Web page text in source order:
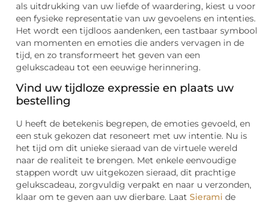
als uitdrukking van uw liefde of waardering, kiest u voor
een fysieke representatie van uw gevoelens en intenties.
Het wordt een tijdloos aandenken, een tastbaar symbool
van momenten en emoties die anders vervagen in de
tijd, en zo transformeert het geven van een
gelukscadeau tot een eeuwige herinnering.
Vind uw tijdloze expressie en plaats uw
bestelling
U heeft de betekenis begrepen, de emoties gevoeld, en
een stuk gekozen dat resoneert met uw intentie. Nu is
het tijd om dit unieke sieraad van de virtuele wereld
naar de realiteit te brengen. Met enkele eenvoudige
stappen wordt uw uitgekozen sieraad, dit prachtige
gelukscadeau, zorgvuldig verpakt en naar u verzonden,
klaar om te geven aan uw dierbare. Laat Sierami de